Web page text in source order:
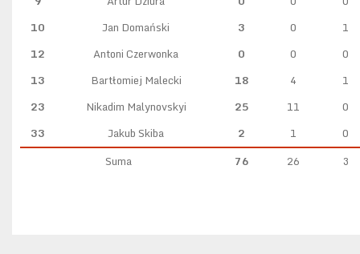
10
Jan Domański 3 0
1
12
Antoni Czerwonka 0 0
0
13
Bartłomiej Malecki 18 4
1
23
Nikadim Malynovskyi 25 11
0
33
Jakub Skiba 2 1
0
Suma
76 26 3